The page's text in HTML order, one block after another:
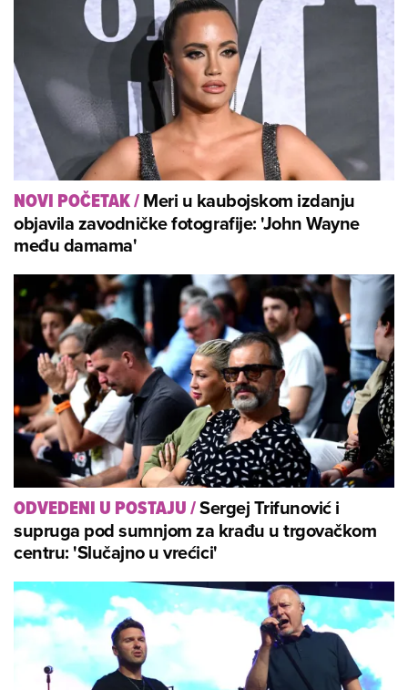
NOVI POČETAK/Meri u kaubojskom izdanju
objavila zavodničke fotografije: 'John Wayne
među damama'
ODVEDENI U POSTAJU/Sergej Trifunović i
supruga pod sumnjom za krađu u trgovačkom
centru: 'Slučajno u vrećici'